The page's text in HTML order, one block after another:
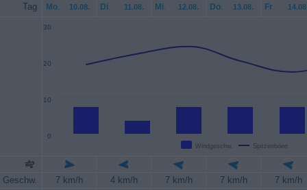
Tag Mo. 10.08. Di. 11.08. Mi. 12.08. Do. 13.08. Fr.
Windgeschw. Spitzenböen
0
10
20
30
Geschw. 7 km/h 4 km/h 7 km/h 7 km/h
7 km/h